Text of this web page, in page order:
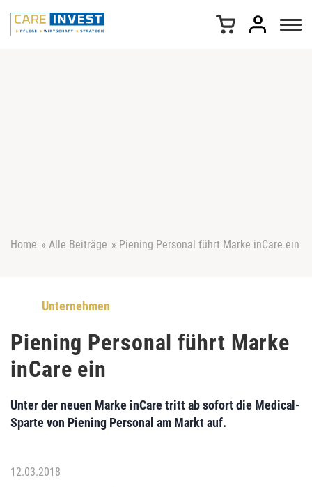
Home » Alle Beiträge » Piening Personal führt Marke inCare ein
Unternehmen
Piening Personal führt Marke
inCare ein
Unter der neuen Marke inCare tritt ab sofort die Medical-
Sparte von Piening Personal am Markt auf.
12.03.2018